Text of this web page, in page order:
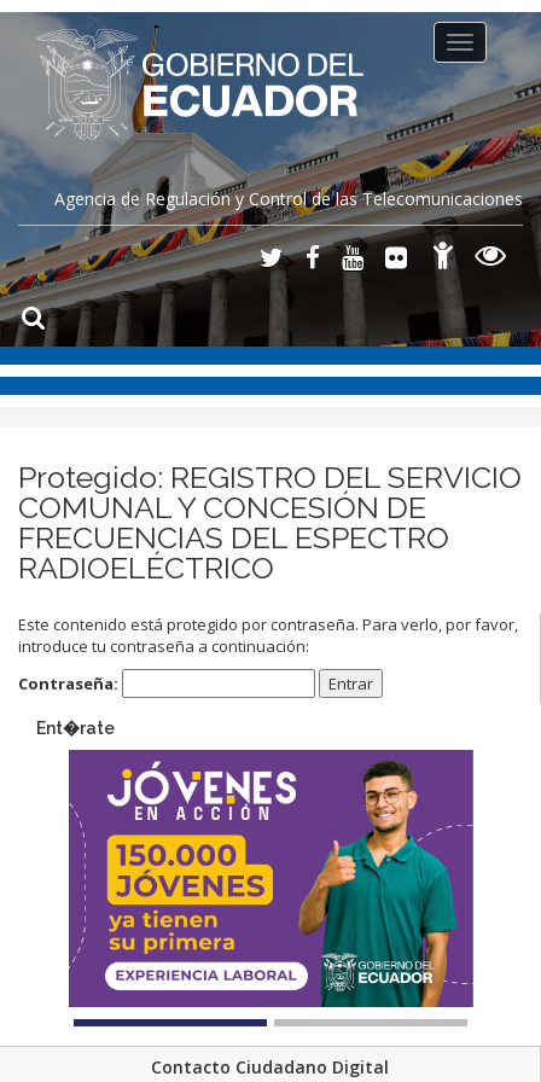
Agencia de Regulación y Control de las Telecomunicaciones
Toggle
navigation
Protegido: REGISTRO DEL SERVICIO
COMUNAL Y CONCESIÓN DE
FRECUENCIAS DEL ESPECTRO
RADIOELÉCTRICO
Este contenido está protegido por contraseña. Para verlo, por favor,
introduce tu contraseña a continuación:
Contraseña:
Ent�rate
Contacto Ciudadano Digital